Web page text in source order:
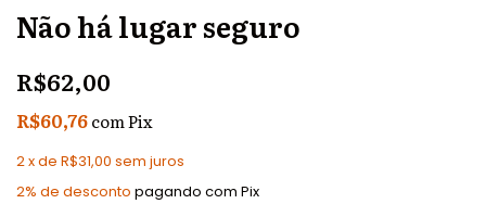
Não há lugar seguro
R$62,00
R$60,76comPix
2x de R$31,00 sem juros
2% de desconto pagando com Pix